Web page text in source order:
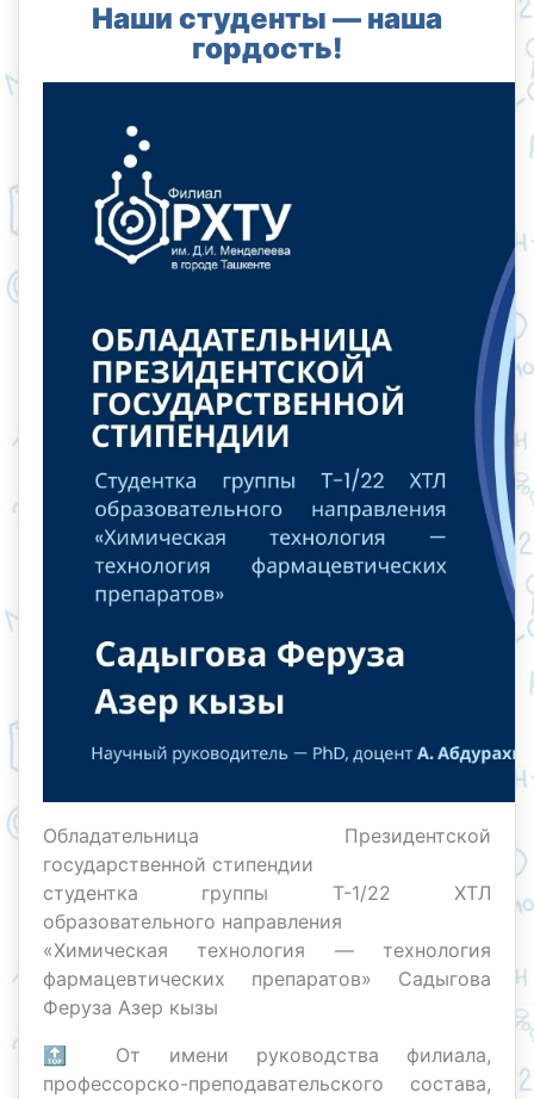
Наши студенты — наша
гордость!
Обладательница Президентской
государственной стипендии
студентка группы Т-1/22 ХТЛ
образовательного направления
«Химическая технология — технология
фармацевтических препаратов» Садыгова
Феруза Азер кызы
🔝 От имени руководства филиала,
профессорско-преподавательского состава,